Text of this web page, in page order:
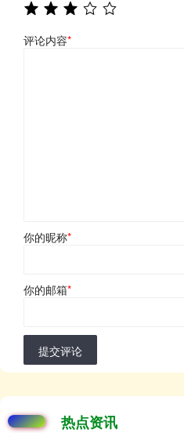
评论内容*
你的昵称*
你的邮箱*
提交评论
热点资讯